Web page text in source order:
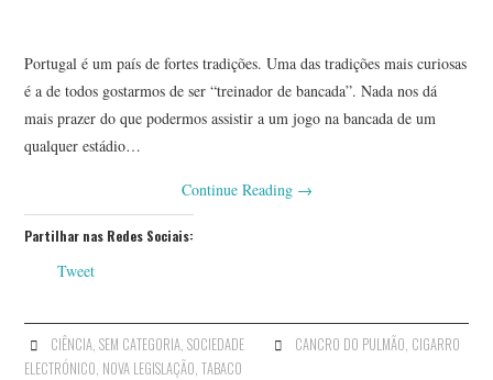
Portugal é um país de fortes tradições. Uma das tradições mais curiosas
é a de todos gostarmos de ser “treinador de bancada”. Nada nos dá
mais prazer do que podermos assistir a um jogo na bancada de um
qualquer estádio…
Continue Reading →
Partilhar nas Redes Sociais:
Tweet
CIÊNCIA, SEM CATEGORIA, SOCIEDADE CANCRO DO PULMÃO, CIGARRO
ELECTRÓNICO, NOVA LEGISLAÇÃO,TABACO